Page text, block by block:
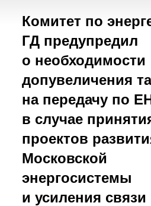
Комитет по
ГД предупредил
о необходимости
допувеличения
на передачу по
в случае
проектов
Московской
энергосистемы
и усиления